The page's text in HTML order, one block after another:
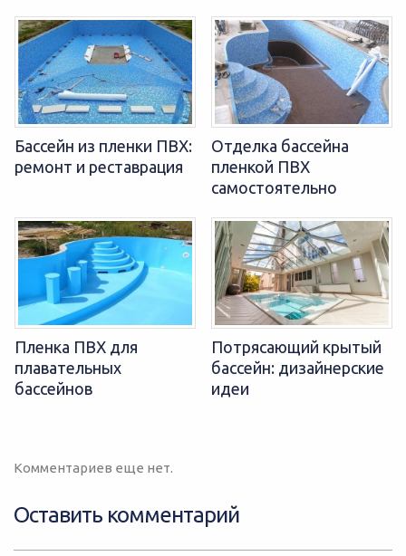
Бассейн из пленки ПВХ:
ремонт и реставрация
Отделка бассейна
пленкой ПВХ
самостоятельно
Пленка ПВХ для
плавательных
бассейнов
Потрясающий крытый
бассейн: дизайнерские
идеи
Комментариев еще нет.
Оставить комментарий